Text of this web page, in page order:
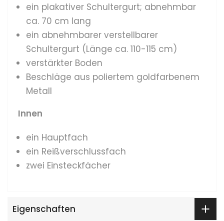
ein plakativer Schultergurt; abnehmbar
ca. 70 cm lang
ein abnehmbarer verstellbarer
Schultergurt (Länge ca. 110-115 cm)
verstärkter Boden
Beschläge aus poliertem goldfarbenem
Metall
Innen
ein Hauptfach
ein Reißverschlussfach
zwei Einsteckfächer
Eigenschaften